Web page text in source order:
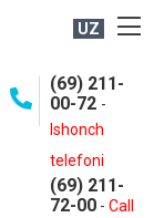
UZ
(69) 211-
00-72 -
Ishonch
telefoni
(69) 211-
72-00 - Call